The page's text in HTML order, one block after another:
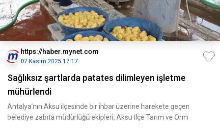
https://haber.mynet.com
07 Kasım 2025 17:17
Sağlıksız şartlarda patates dilimleyen işletme
mühürlendi
Antalya’nın Aksu ilçesinde bir ihbar üzerine harekete geçen
belediye zabıta müdürlüğü ekipleri, Aksu İlçe Tarım ve Orm